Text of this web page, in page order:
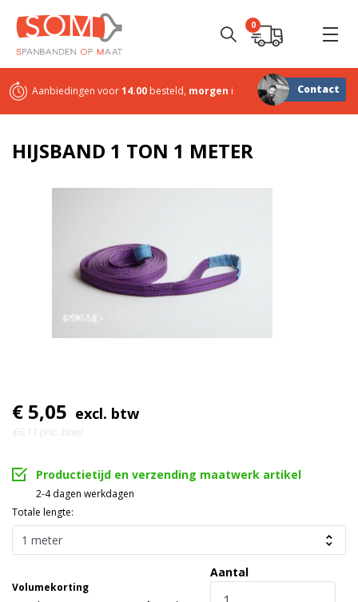
0
Aanbiedingen voor14.00 besteld, morgen in huisSterk in maatwerk
Contact
HIJSBAND 1 TON 1 METER
€ 5,05 excl. btw
€6,11 (inc. btw)
Productietijd en verzending maatwerk artikel
2-4 dagen werkdagen
Totale lengte:
Aantal
Volumekorting